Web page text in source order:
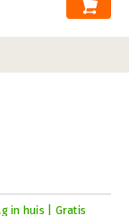
in huis | Gratis